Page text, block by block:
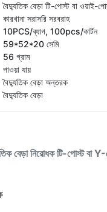
বৈদ্যুতিক বেড়া টি-পোস্ট বা ওয়াই-
কারখানা সরাসরি সরবরাহ
10PCS/ব্যাগ, 100pcs/কার্টন
59*52*20 সেমি
56 গ্রাম
পাওয়া যায়
বৈদ্যুতিক বেড়া অন্তরক
বৈদ্যুতিক বেড়া
বেড়া নিরোধক টি-পোস্ট বা